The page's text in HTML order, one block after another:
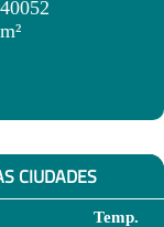
CIUDADES
Temp.